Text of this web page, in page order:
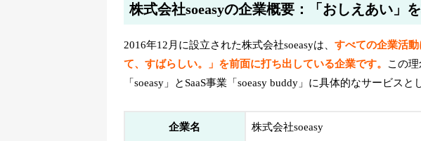
株式会社soeasyの企業概要：「おしえあい」
2016年12月に設立された株式会社soeasyは、 すべての企業活
て、すばらしい。」を前面に打ち出している企業です。
この
「soeasy」とSaaS事業「soeasy buddy」に具体的なサービスと
企業名 株式会社soeasy